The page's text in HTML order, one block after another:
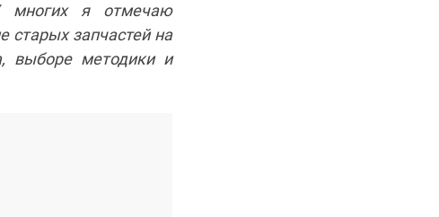
многих я отмечаю
старых запчастей на
выборе методики и